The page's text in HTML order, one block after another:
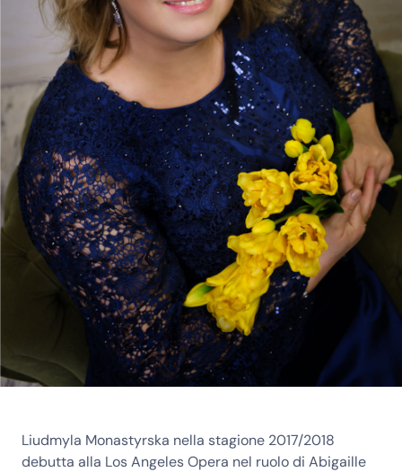
Liudmyla Monastyrska nella stagione 2017/2018
debutta alla Los Angeles Opera nel ruolo di Abigaille